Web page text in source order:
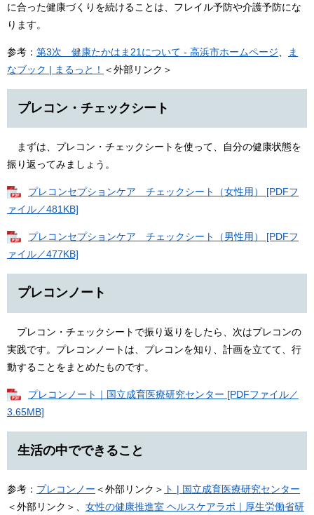
に合った健康づくりを続けることは、フレイル予防や介護予防にな
ります。
参考： 第3次 健康たかはま21について - 高浜市ホームページ
ま
なブック | まるっと！ ＜外部リンク＞
プレコン・チェックシート
まずは、プレコン・チェックシートを使って、自分の健康状態を
振り返ってみましょう。
プレコンセプションケア チェックシート（女性用） [PDFフ
ァイル／481KB]
プレコンセプションケア チェックシート（男性用） [PDFフ
ァイル／477KB]
プレコンノート
プレコン・チェックシートで振り返りをしたら、次はプレコンの
実践です。プレコンノートは、プレコンを知り、計画を立てて、行
動することをまとめたものです。
プレコンノート｜国立成育医療研究センター [PDFファイル／
3.65MB]
生活の中でできること
参考： プレコンノー ＜外部リンク＞ ト | 国立成育医療研究センター
＜外部リンク＞ 、 女性の健康推進室 ヘルスケアラボ｜厚生労働省研